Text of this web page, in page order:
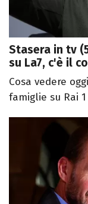
Stasera in tv
su La7, c'è il
Cosa vedere
famiglie su Rai